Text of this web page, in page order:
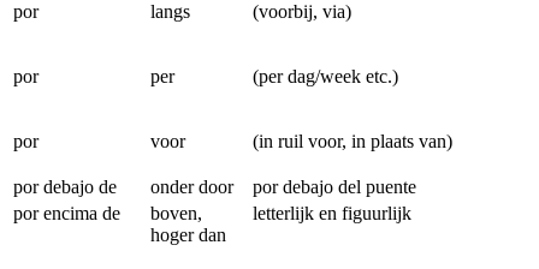
por langs (voorbij, via)
por per (per dag/week etc.)
por voor (in ruil voor, in plaats van)
por debajo de onder door
por debajo del puente
por encima de
boven,
hoger dan
letterlijk en figuurlijk